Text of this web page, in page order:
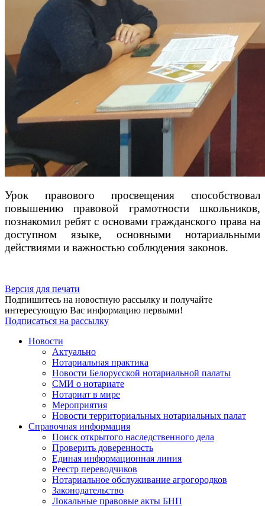
Урок правового просвещения способствовал
повышению правовой грамотности школьников,
познакомил ребят с основами гражданского права на
доступном языке, основными нотариальными
действиями и важностью соблюдения законов.
Версия для печати
Подпишитесь на новостную рассылку и получайте
интересующую Вас информацию первыми!
Подписаться на рассылку
Новости
Актуально
Нотариальная практика
Новости Белорусской нотариальной палаты
СМИ о нотариате
Нотариат в мире
Мероприятия
Новости территориальных нотариальных палат
Справочная информация
Поиск открытого наследственного дела
Проверить доверенность
Единая информационная линия
Реестр переводчиков
Нотариальное обслуживание агрогородков
Законодательство
Локальные правовые акты БНП